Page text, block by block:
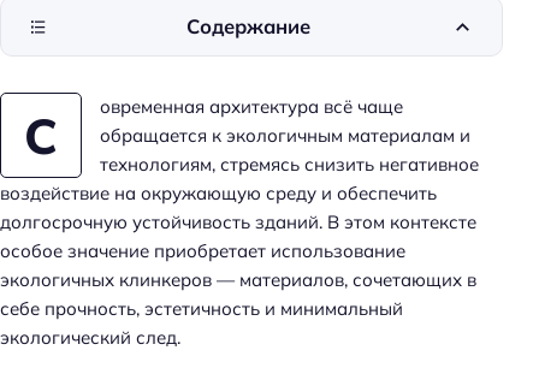
С
овременная архитектура всё чаще
обращается к экологичным материалам и
технологиям, стремясь снизить негативное
воздействие на окружающую среду и обеспечить
долгосрочную устойчивость зданий. В этом контексте
особое значение приобретает использование
экологичных клинкеров — материалов, сочетающих в
себе прочность, эстетичность и минимальный
экологический след.
Содержание